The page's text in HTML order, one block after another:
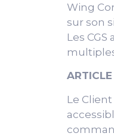
Wing
sur son
Les
Le